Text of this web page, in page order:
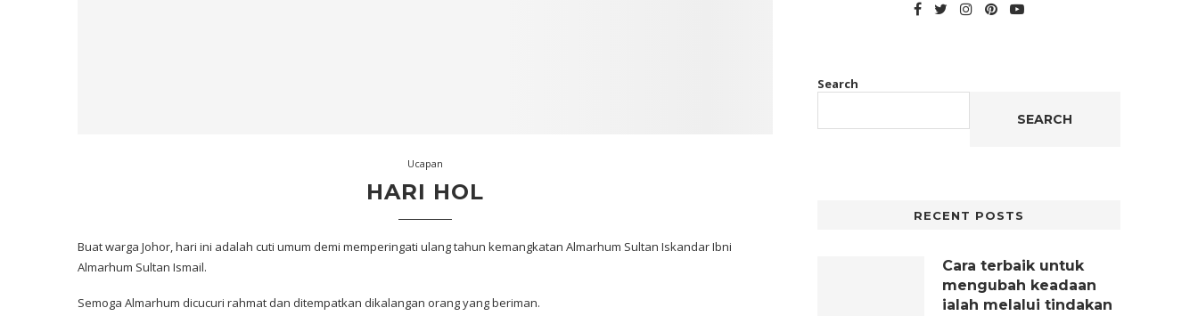
Ucapan
HARI HOL
Buat warga Johor, hari ini adalah cuti umum demi memperingati ulang tahun kemangkatan Almarhum Sultan Iskandar Ibni
Almarhum Sultan Ismail.
Semoga Almarhum dicucuri rahmat dan ditempatkan dikalangan orang yang beriman.
Search
SEARCH
RECENT POSTS
Cara terbaik untuk
mengubah keadaan
ialah melalui tindakan